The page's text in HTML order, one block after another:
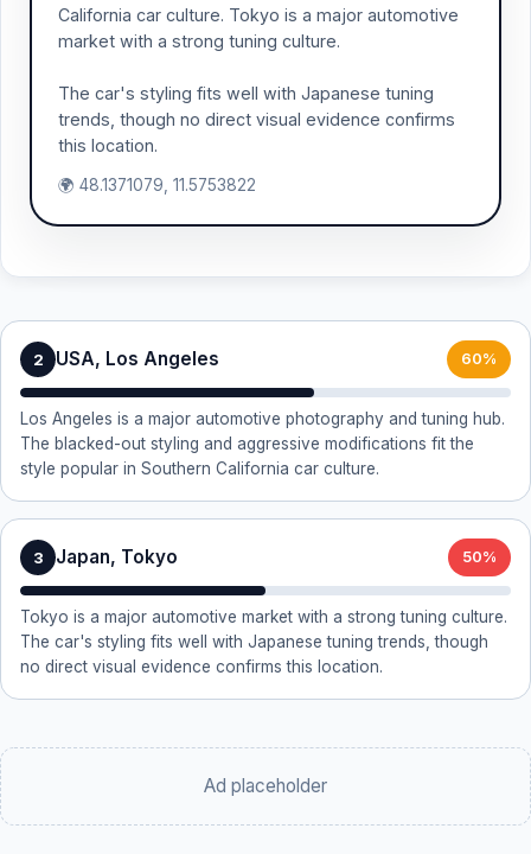
California car culture. Tokyo is a major automotive
market with a strong tuning culture.
The car's styling fits well with Japanese tuning
trends, though no direct visual evidence confirms
this location.
🌍 48.1371079, 11.5753822
2 USA, Los Angeles 60%
Los Angeles is a major automotive photography and tuning hub.
The blacked-out styling and aggressive modifications fit the
style popular in Southern California car culture.
3 Japan, Tokyo 50%
Tokyo is a major automotive market with a strong tuning culture.
The car's styling fits well with Japanese tuning trends, though
no direct visual evidence confirms this location.
Ad placeholder